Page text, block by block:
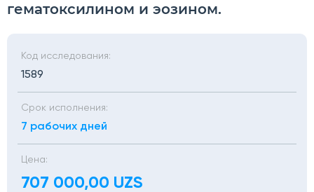
гематоксилином и эозином.
Код исследования:
1589
Срок исполнения:
7 рабочих дней
Цена:
707 000,00 UZS